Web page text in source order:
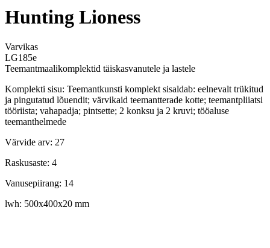
Hunting Lioness
Varvikas
LG185e
Teemantmaalikomplektid täiskasvanutele ja lastele
Komplekti sisu: Teemantkunsti komplekt sisaldab: eelnevalt trükitud
ja pingutatud lõuendit; värvikaid teemantterade kotte; teemantpliiatsi
tööriista; vahapadja; pintsette; 2 konksu ja 2 kruvi; tööaluse
teemanthelmede
Värvide arv: 27
Raskusaste: 4
Vanusepiirang: 14
lwh: 500x400x20 mm